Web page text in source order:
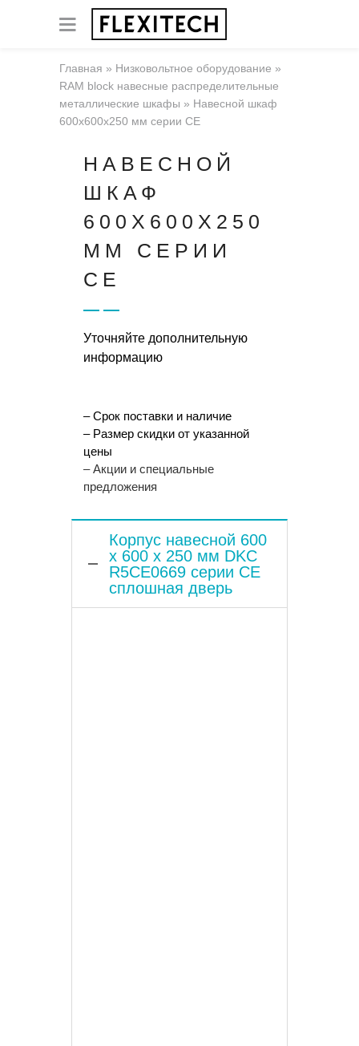
Главная » Низковольтное оборудование »
RAM block навесные распределительные
металлические шкафы » Навесной шкаф
600x600x250 мм серии CE
НАВЕСНОЙ
ШКАФ
600X600X250
ММ СЕРИИ
CE
Уточняйте дополнительную
информацию
– Срок поставки и наличие
– Размер скидки от указанной
цены
– Акции и специальные
предложения
Корпус навесной 600
x 600 x 250 мм DKC
R5CE0669 серии CE
сплошная дверь